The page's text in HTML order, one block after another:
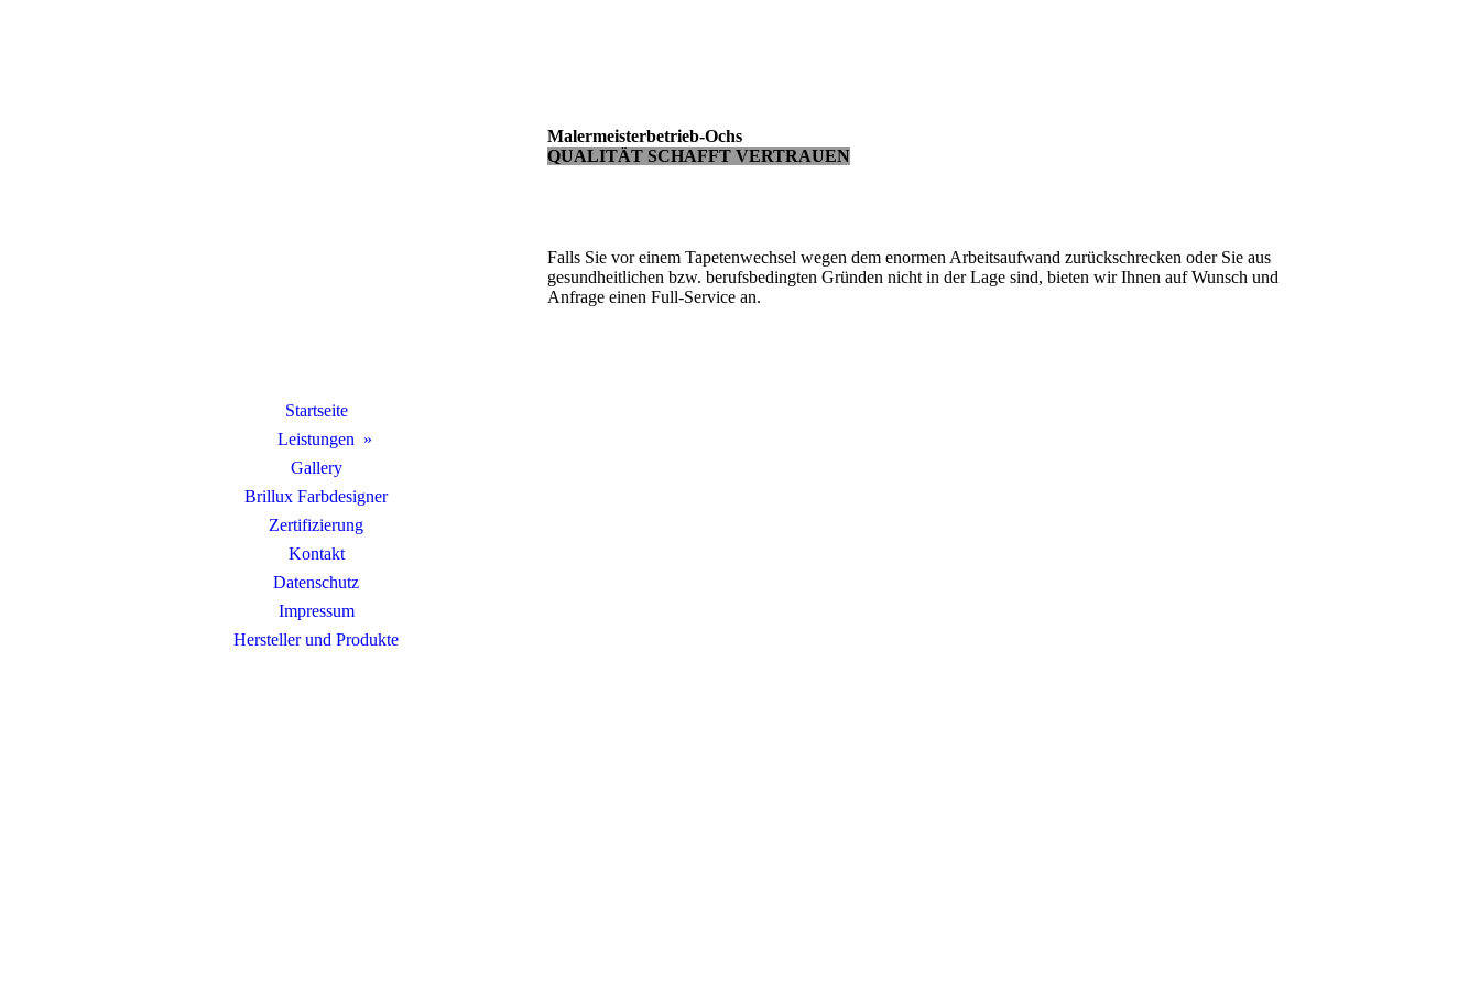
Startseite
Leistungen
Gallery
Brillux Farbdesigner
Zertifizierung
Kontakt
Datenschutz
Impressum
Hersteller und Produkte
Malermeisterbetrieb-Ochs
QUALITÄT SCHAFFT VERTRAUEN
Falls Sie vor einem Tapetenwechsel wegen dem enormen Arbeitsaufwand zurückschrecken oder Sie aus
gesundheitlichen bzw. berufsbedingten Gründen nicht in der Lage sind, bieten wir Ihnen auf Wunsch und
Anfrage einen Full-Service an.